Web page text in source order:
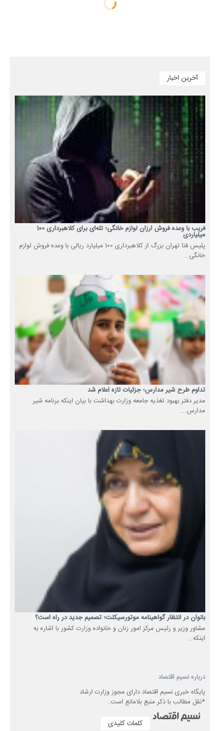
آخرین اخبار
فریب با وعده فروش ارزان لوازم خانگی؛ تله‌ای برای کلاهبرداری 100
میلیاردی
پلیس فتا تهران بزرگ از کلاهبرداری 100 میلیارد ریالی با وعده فروش لوازم
خانگی...
تداوم طرح شیر مدارس؛ جزئیات تازه اعلام شد
مدیر دفتر بهبود تغذیه جامعه وزارت بهداشت با بیان اینکه برنامه شیر
مدارس...
بانوان در انتظار گواهینامه موتورسیکلت؛ تصمیم جدید در راه است؟
مشاور وزیر و رئیس مرکز امور زنان و خانواده وزارت کشور با اشاره به
اینکه...
درباره نسیم اقتصاد
پایگاه خبری نسیم اقتصاد دارای مجوز وزارت ارشاد
*نقل مطالب با ذکر منبع بلامانع است.
کلمات کلیدی